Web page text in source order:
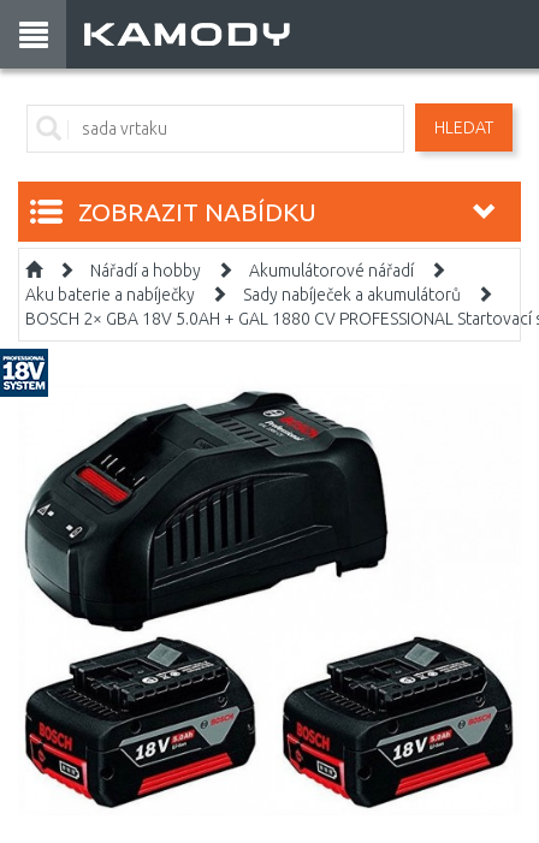
HLEDAT
ZOBRAZIT NABÍDKU
Nářadí a hobby
Akumulátorové nářadí
Aku baterie a nabíječky
Sady nabíječek a akumulátorů
BOSCH 2× GBA 18V 5.0AH + GAL 1880 CV PROFESSIONAL